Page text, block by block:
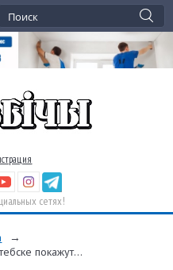
сетях!
→
покажут...